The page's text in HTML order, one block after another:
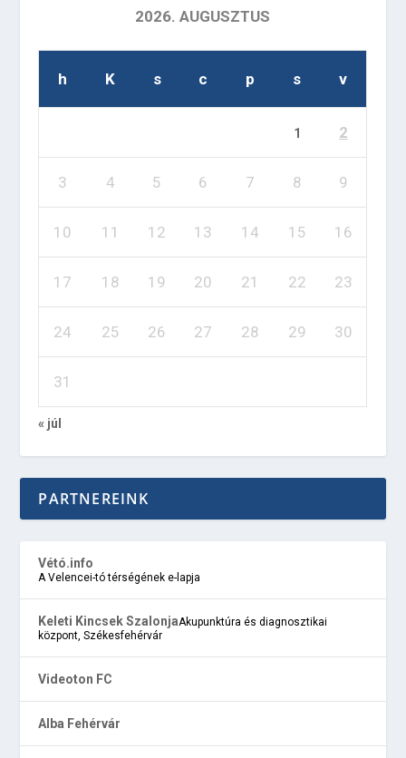
2026. AUGUSZTUS
h K s c p s v
1 2
3 4 5 6 7 8 9
10 11 12 13 14 15 16
17 18 19 20 21 22 23
24 25 26 27 28 29 30
31
« júl
PARTNEREINK
Vétó.info
A Velencei-tó térségének e-lapja
Keleti Kincsek SzalonjaAkupunktúra és diagnosztikai
központ, Székesfehérvár
Videoton FC
Alba Fehérvár